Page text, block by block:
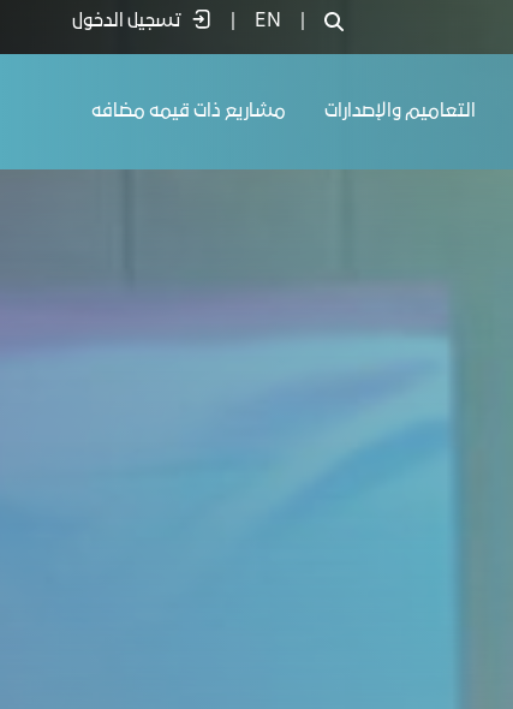
EN تسجيل الدخول
التعاميم والإصدارات مشاريع ذات قيمه مضافه